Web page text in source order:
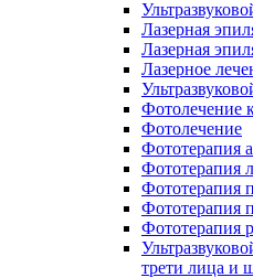
Лазерная
Лазерная
Лазерное
Фотолечение
Фотолечение
Фототерапия
Фототерапия
Фототерапия
Фототерапия
Фототерапия
трети лица и